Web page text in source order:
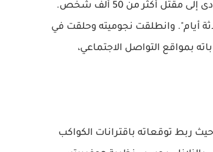
وقد بدأ اسمه يلمع مع الزلزال المدمر الذي ضرب تركيا في فبراير 2023، وأدى إلى مقتل أكثر من 50 ألف شخص.
أيام". وانطلقت نجوميته وحلقت في
بمواقع التواصل الاجتماعي،
ربط توقعاته باقترانات الكواكب